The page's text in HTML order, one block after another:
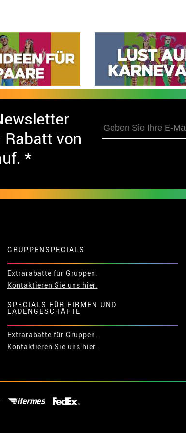
Rabatt von
*
GRUPPENSPECIALS
Extrarabatte für Gruppen.
Kontaktieren Sie uns hier.
SPECIALS FÜR FIRMEN UND
LADENGESCHÄFTE
Extrarabatte für Gruppen.
Kontaktieren Sie uns hier.